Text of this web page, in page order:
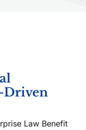
Driven
Law Benefit